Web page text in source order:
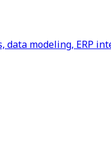
data modeling, ERP